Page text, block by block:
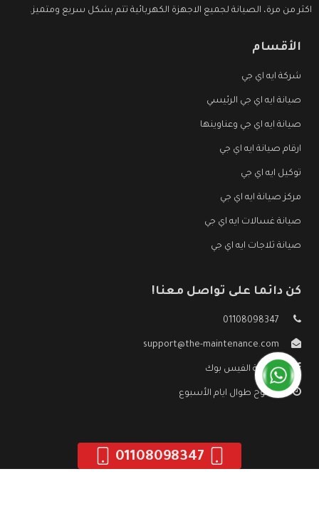
اكثر من مرة، الصيانة لجميع الاجهزة الكهربائية تتم بشكل سريع ومتميز.
الأقسام
شركة ايه اي جي
صيانة ايه اي جي الرئيسي
صيانة ايه اي جي وعناوينها
ارقام صيانة ايه اي جي
توكيل ايه اي جي
مركز صيانة ايه اي جي
صيانة غسالات ايه اي جي
صيانة ثلاجات ايه اي جي
كن دائما على تواصل معنا!
01108098347
support@the-maintenance.com
صفحة الفيس بوك
مفتوح طوال ايام الأسبوع
01108098347